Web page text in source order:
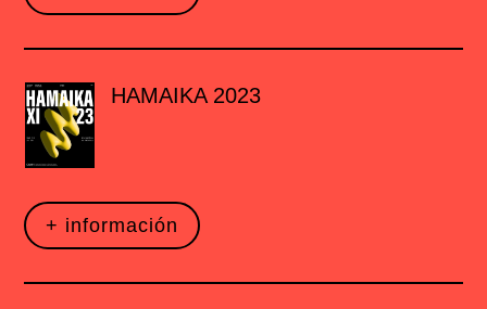
HAMAIKA 2023
+ información